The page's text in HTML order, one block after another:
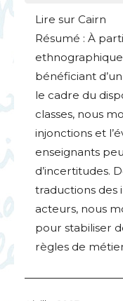
Lire sur Cairn
Résumé : À
bénéficiant
le cadre du
classes, nous
injonctions et
enseignants
d’incertitudes.
traductions des
acteurs, nous
pour stabiliser
règles de